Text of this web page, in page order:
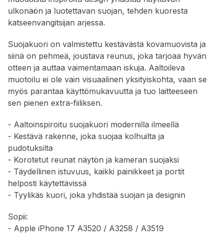
ulkonäön ja luotettavan suojan, tehden kuoresta
katseenvangitsijan arjessa.
Suojakuori on valmistettu kestävästä kovamuovista ja
siinä on pehmeä, joustava reunus, joka tarjoaa hyvän
otteen ja auttaa vaimentamaan iskuja. Aaltoileva
muotoilu ei ole vain visuaalinen yksityiskohta, vaan se
myös parantaa käyttömukavuutta ja tuo laitteeseen
sen pienen extra-fiiliksen.
- Aaltoinspiroitu suojakuori modernilla ilmeellä
- Kestävä rakenne, joka suojaa kolhuilta ja
pudotuksilta
- Korotetut reunat näytön ja kameran suojaksi
- Täydellinen istuvuus, kaikki painikkeet ja portit
helposti käytettävissä
- Tyylikäs kuori, joka yhdistää suojan ja designin
Sopii:
- Apple iPhone 17 A3520 / A3258 / A3519